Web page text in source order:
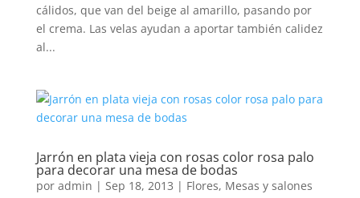
cálidos, que van del beige al amarillo, pasando por
el crema. Las velas ayudan a aportar también calidez
al...
Jarrón en plata vieja con rosas color rosa palo
para decorar una mesa de bodas
por admin | Sep 18, 2013 | Flores, Mesas y salones